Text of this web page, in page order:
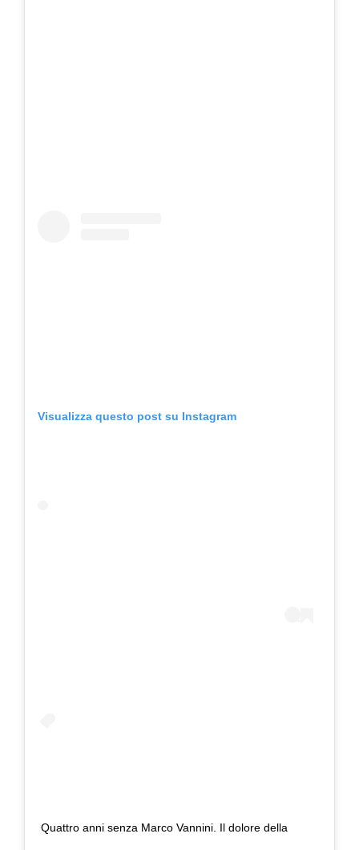
Visualizza questo post su Instagram
Quattro anni senza Marco Vannini. Il dolore della